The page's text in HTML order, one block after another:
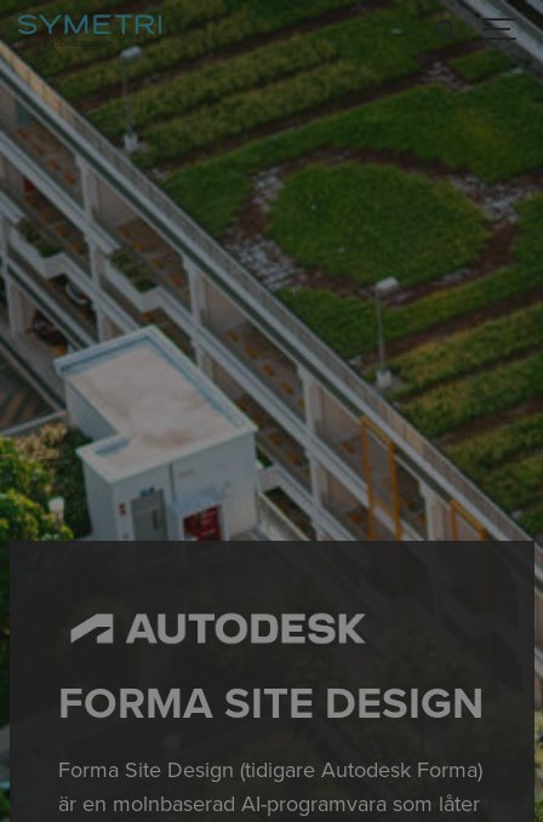
FORMA SITE DESIGN
Forma Site Design (tidigare Autodesk Forma)
är en molnbaserad AI-programvara som låter